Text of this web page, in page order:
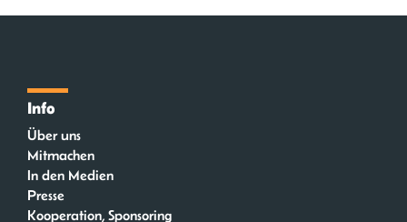
Info
Über uns
Mitmachen
In den Medien
Presse
Kooperation, Sponsoring